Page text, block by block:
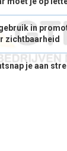
in
zichtbaarheid
je aan